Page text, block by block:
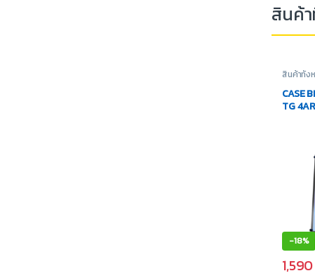
สินค้
สินค้าทั้ง
คอมพิวเ
CASE
TG
-18%
1,590